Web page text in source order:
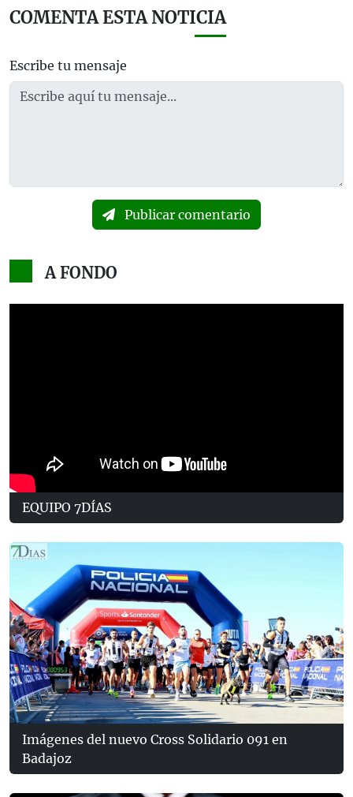
COMENTA ESTA NOTICIA
Escribe tu mensaje
Publicar comentario
A FONDO
EQUIPO 7DÍAS
Imágenes del nuevo Cross Solidario 091 en
Badajoz